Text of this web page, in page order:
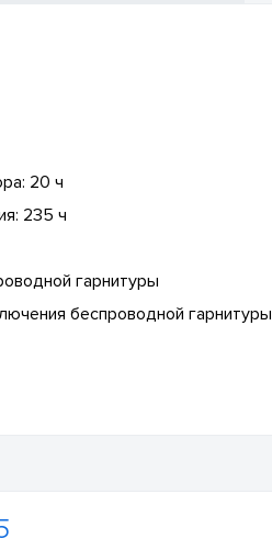
20 ч
235 ч
гарнитуры
беспроводной гарнитуры